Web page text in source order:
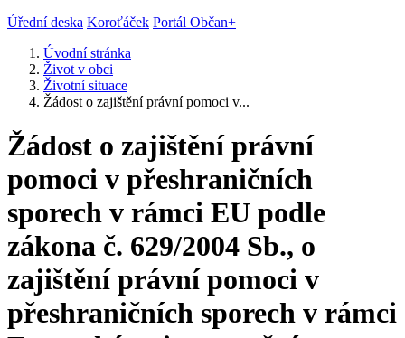
Úřední deska Koroťáček Portál Občan+
Úvodní stránka
Život v obci
Životní situace
Žádost o zajištění právní pomoci v...
Žádost o zajištění právní
pomoci v přeshraničních
sporech v rámci EU podle
zákona č. 629/2004 Sb., o
zajištění právní pomoci v
přeshraničních sporech v rámci